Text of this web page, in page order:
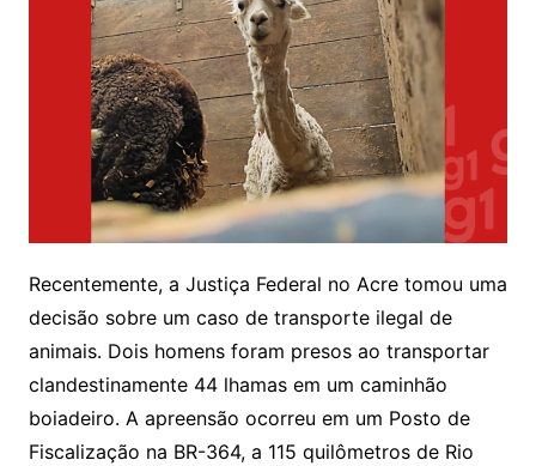
Recentemente, a Justiça Federal no Acre tomou uma
decisão sobre um caso de transporte ilegal de
animais. Dois homens foram presos ao transportar
clandestinamente 44 lhamas em um caminhão
boiadeiro. A apreensão ocorreu em um Posto de
Fiscalização na BR-364, a 115 quilômetros de Rio